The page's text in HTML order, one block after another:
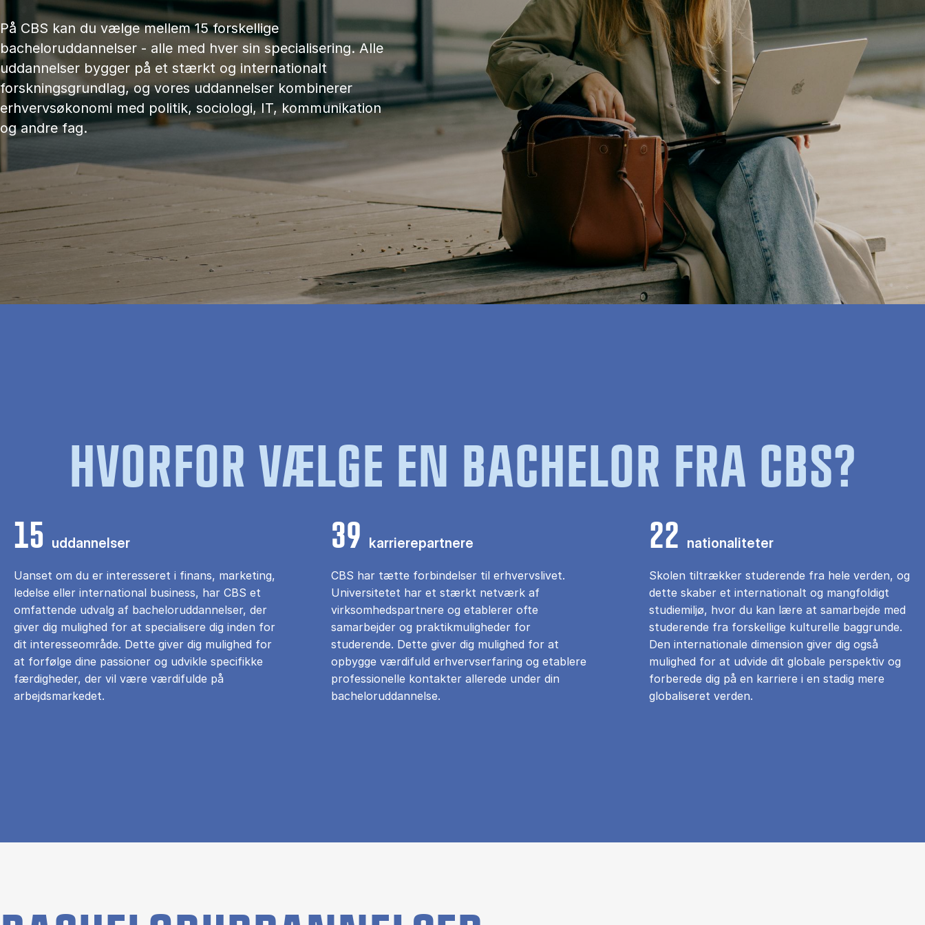
På CBS kan du vælge mellem 15 forskellige
bacheloruddannelser - alle med hver sin specialisering. Alle
uddannelser bygger på et stærkt og internationalt
forskningsgrundlag, og vores uddannelser kombinerer
erhvervsøkonomi med politik, sociologi, IT, kommunikation
og andre fag.
HVORFOR VÆLGE EN BACHELOR FRA CBS?
15 uddannelser
Uanset om du er interesseret i finans, marketing,
ledelse eller international business, har CBS et
omfattende udvalg af bacheloruddannelser, der
giver dig mulighed for at specialisere dig inden for
dit interesseområde. Dette giver dig mulighed for
at forfølge dine passioner og udvikle specifikke
færdigheder, der vil være værdifulde på
arbejdsmarkedet.
39 karrierepartnere
CBS har tætte forbindelser til erhvervslivet.
Universitetet har et stærkt netværk af
virksomhedspartnere og etablerer ofte
samarbejder og praktikmuligheder for
studerende. Dette giver dig mulighed for at
opbygge værdifuld erhvervserfaring og etablere
professionelle kontakter allerede under din
bacheloruddannelse.
22 nationaliteter
Skolen tiltrækker studerende fra hele verden, og
dette skaber et internationalt og mangfoldigt
studiemiljø, hvor du kan lære at samarbejde med
studerende fra forskellige kulturelle baggrunde.
Den internationale dimension giver dig også
mulighed for at udvide dit globale perspektiv og
forberede dig på en karriere i en stadig mere
globaliseret verden.